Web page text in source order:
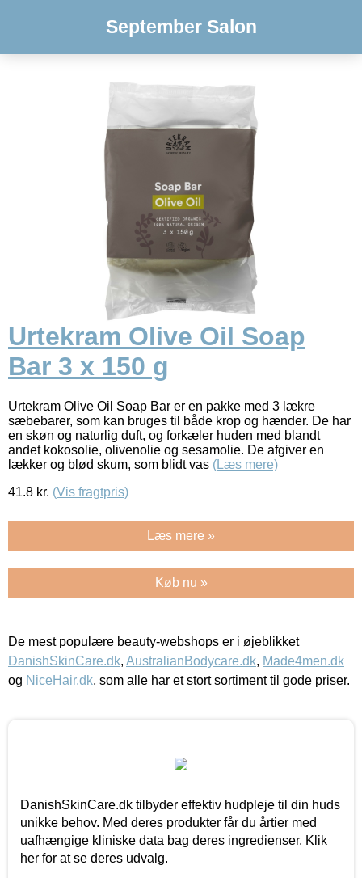
September Salon
Urtekram Olive Oil Soap
Bar 3 x 150 g
Urtekram Olive Oil Soap Bar er en pakke med 3 lækre
sæbebarer, som kan bruges til både krop og hænder. De har
en skøn og naturlig duft, og forkæler huden med blandt
andet kokosolie, olivenolie og sesamolie. De afgiver en
lækker og blød skum, som blidt vas (Læs mere)
41.8 kr. (Vis fragtpris)
Læs mere »
Køb nu »
De mest populære beauty-webshops er i øjeblikket
DanishSkinCare.dk, AustralianBodycare.dk, Made4men.dk
og NiceHair.dk, som alle har et stort sortiment til gode priser.
DanishSkinCare.dk tilbyder effektiv hudpleje til din huds
unikke behov. Med deres produkter får du årtier med
uafhængige kliniske data bag deres ingredienser. Klik
her for at se deres udvalg.